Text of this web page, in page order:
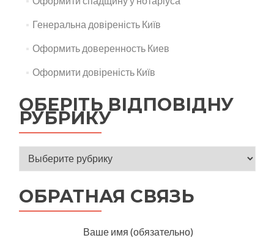
Генеральна довіреність Київ
Оформить доверенность Киев
Оформити довіреність Київ
ОБЕРІТЬ ВІДПОВІДНУ
РУБРИКУ
Оберіть відповідну рубрику
ОБРАТНАЯ СВЯЗЬ
Ваше имя (обязательно)